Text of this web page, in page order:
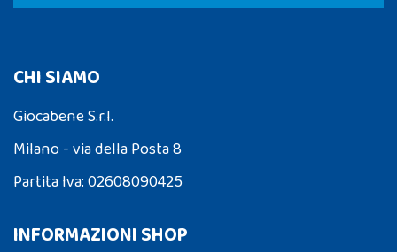
CHI SIAMO
Giocabene S.r.l.
Milano - via della Posta 8
Partita Iva: 02608090425
INFORMAZIONI SHOP